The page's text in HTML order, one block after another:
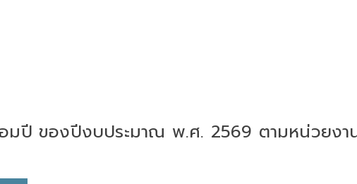
อมปี ของปีงบประมาณ พ.ศ. 2569 ตามหน่วย